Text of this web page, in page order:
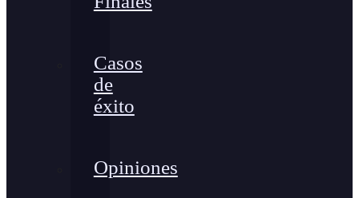
Casos
de
éxito
Opiniones